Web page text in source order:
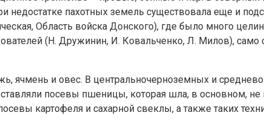
недостатке пахотных земель существовала еще и
Область войска Донского), где было много
(Н. Дружинин, И. Ковальченко, Л. Милов), само
ячмень и овес. В центральночерноземных и
посевы пшеницы, которая шла, в основном,
картофеля и сахарной свеклы, а также таких